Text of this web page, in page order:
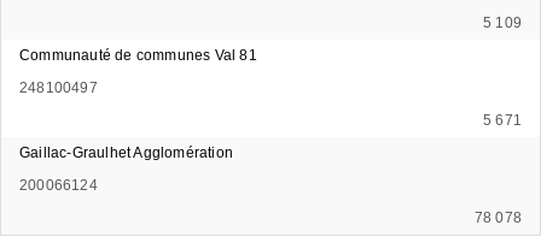
5 109
Communauté de communes Val 81
248100497
5 671
Gaillac-Graulhet Agglomération
200066124
78 078